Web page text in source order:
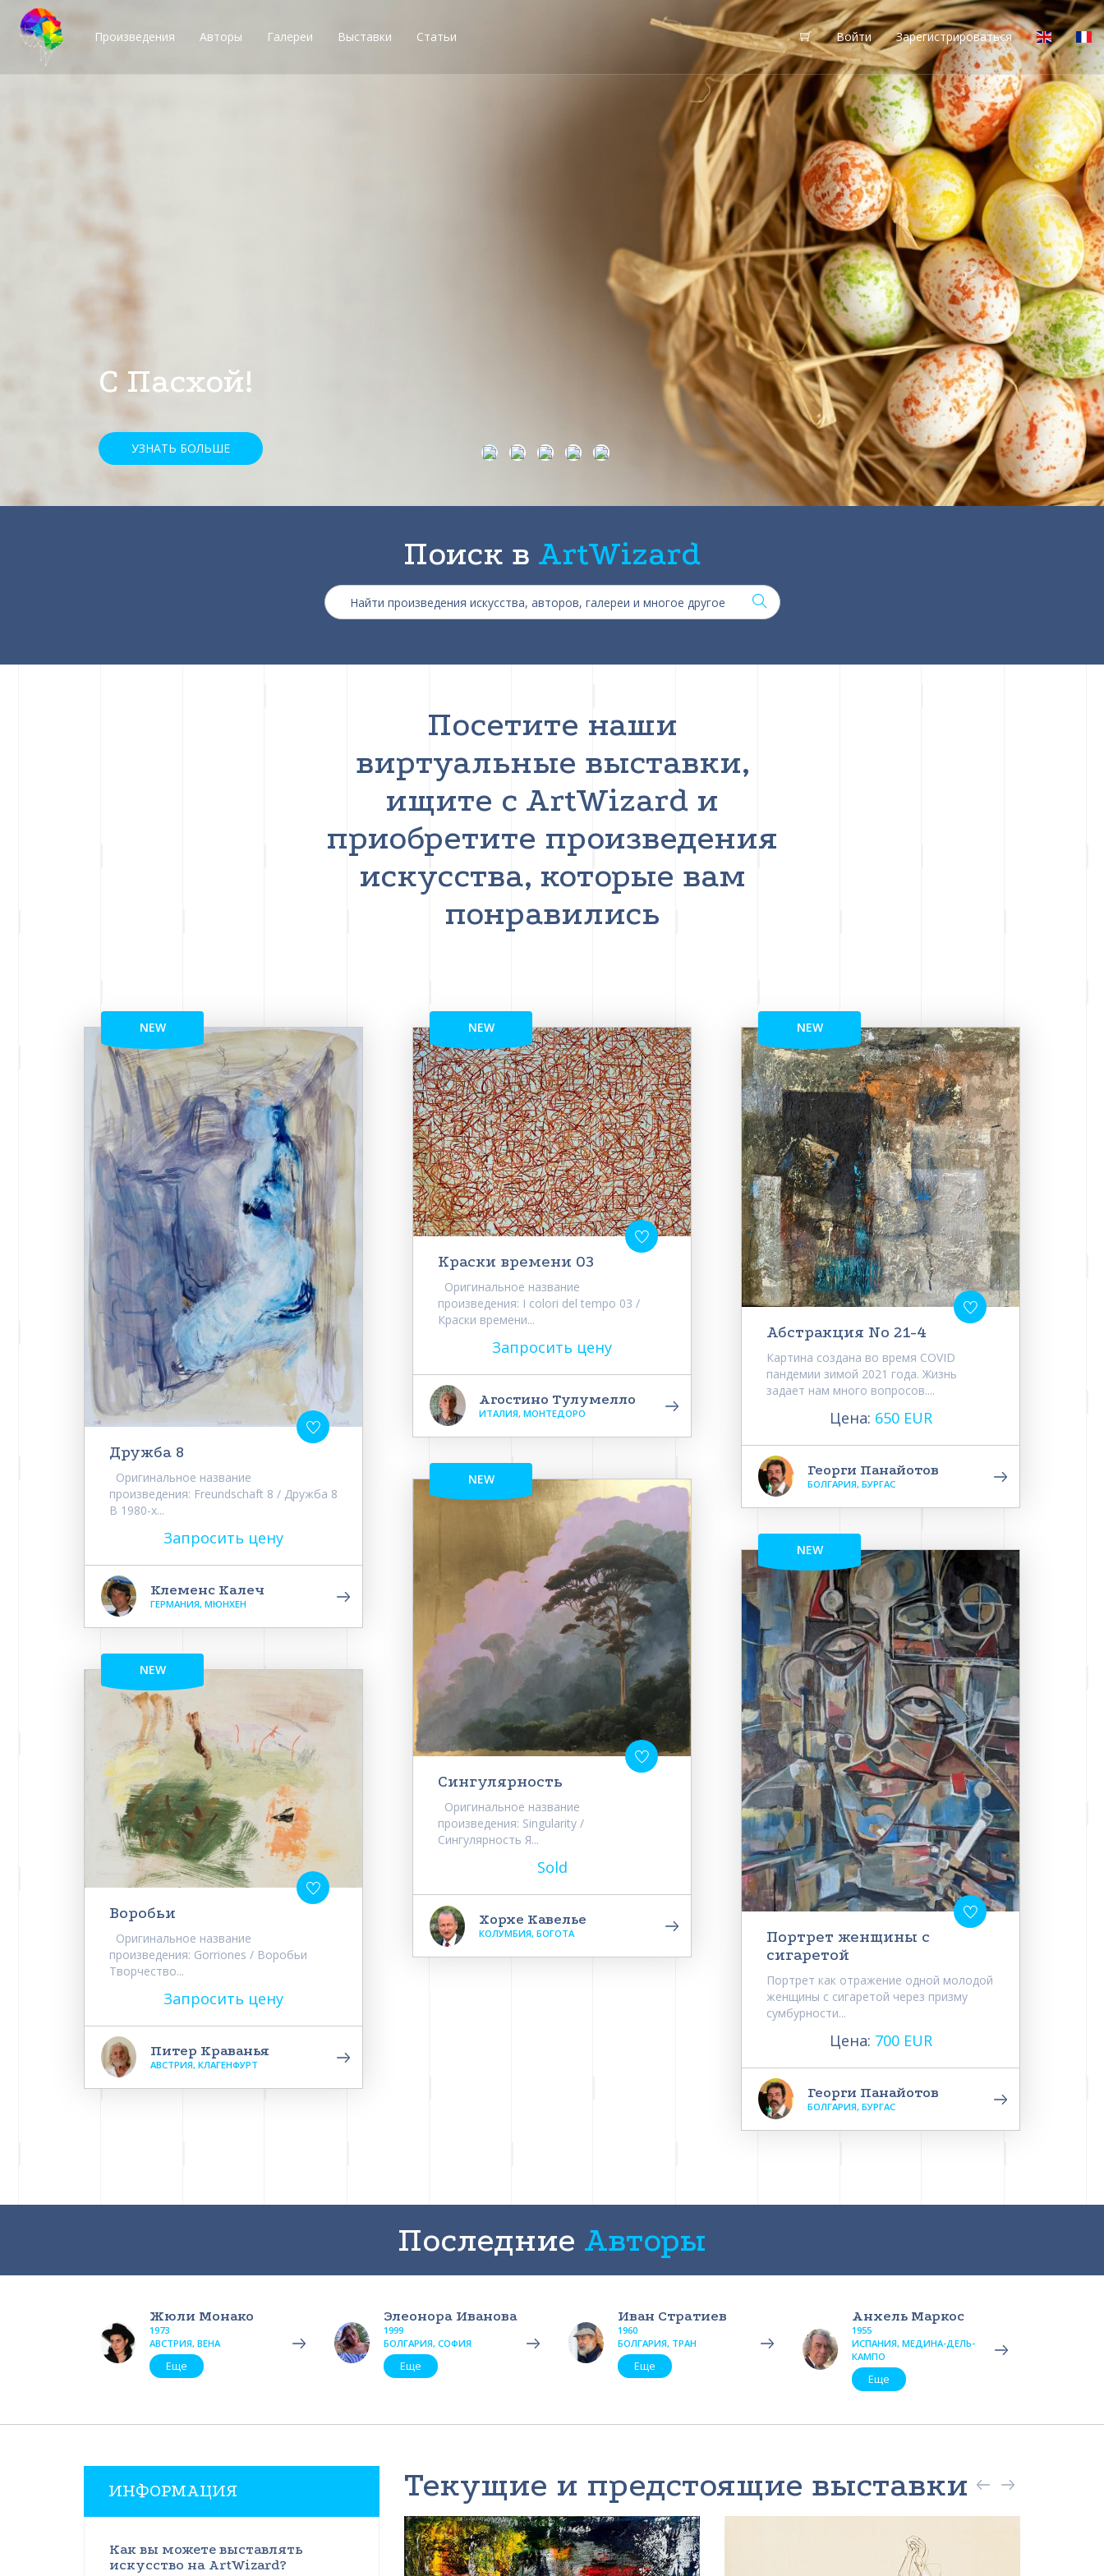
Произведения Авторы Галереи Выставки Статьи Войти Зарегистрироваться
Тысячи возможностей, получи свою со
скидкой 25%
УЗНАТЬ БОЛЬШЕ
Поиск в ArtWizard
Посетите наши
виртуальные выставки,
ищите с ArtWizard и
приобретите произведения
искусства, которые вам
понравились
NEW
Дружба 8
Оригинальное название
произведения: Freundschaft 8 / Дружба 8
В 1980-х...
Запросить цену
Клеменс Калеч
ГЕРМАНИЯ, МЮНХЕН
NEW
Воробьи
Оригинальное название
произведения: Gorriones / Воробьи
Творчество...
Запросить цену
Питер Краванья
АВСТРИЯ, КЛАГЕНФУРТ
NEW
Краски времени 03
Оригинальное название
произведения: I colori del tempo 03 /
Краски времени...
Запросить цену
Агостино Тулумелло
ИТАЛИЯ, МОНТЕДОРО
NEW
Сингулярность
Оригинальное название
произведения: Singularity /
Сингулярность Я...
Sold
Хорхе Кавелье
КОЛУМБИЯ, БОГОТА
NEW
Абстракция No 21-4
Картина создана во время COVID
пандемии зимой 2021 года. Жизнь
задает нам много вопросов....
Цена: 650 EUR
Георги Панайотов
БОЛГАРИЯ, БУРГАС
NEW
Портрет женщины с
сигаретой
Портрет как отражение одной молодой
женщины с сигаретой через призму
сумбурности...
Цена: 700 EUR
Георги Панайотов
БОЛГАРИЯ, БУРГАС
Последние Авторы
Жюли Монако
1973
АВСТРИЯ, ВЕНА
Еще
Элеонора Иванова
1999
БОЛГАРИЯ, СОФИЯ
Еще
Иван Стратиев
1960
БОЛГАРИЯ, ТРАН
Еще
Анхель Маркос
1955
ИСПАНИЯ, МЕДИНА-ДЕЛЬ-
КАМПО
Еще
ИНФОРМАЦИЯ
Как вы можете выставлять
искусство на ArtWizard?
Текущие и предстоящие выставки